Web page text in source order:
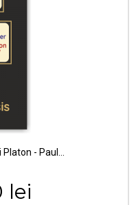
- Paul...
lei